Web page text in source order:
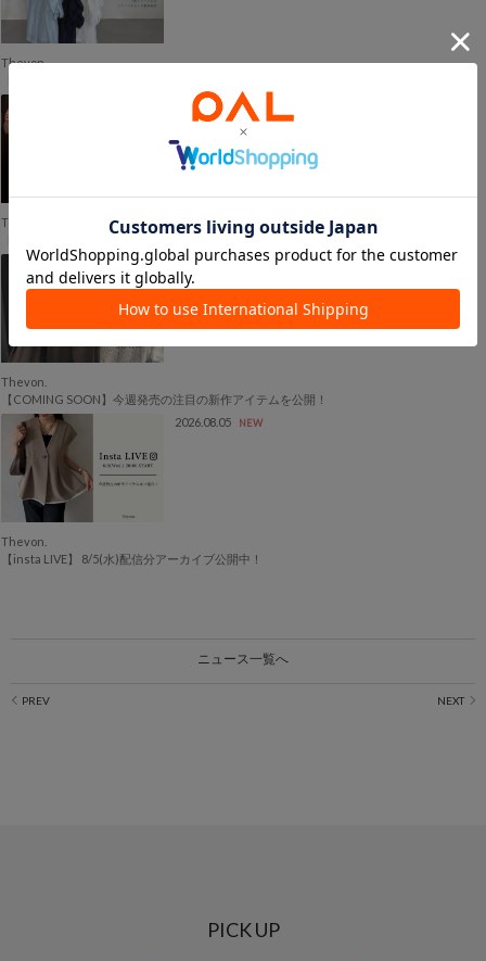
Thevon.
2026.08.05 NEW
Thevon.
【RESTOCK ITEM】シアーブラウス/レースドッキングカーディガンが再入荷！
2026.08.05
NEW
Thevon.
【COMING SOON】今週発売の注目の新作アイテムを公開！
2026.08.05
NEW
Thevon.
【insta LIVE】 8/5(水)配信分アーカイブ公開中！
ニュース一覧へ
PICK UP